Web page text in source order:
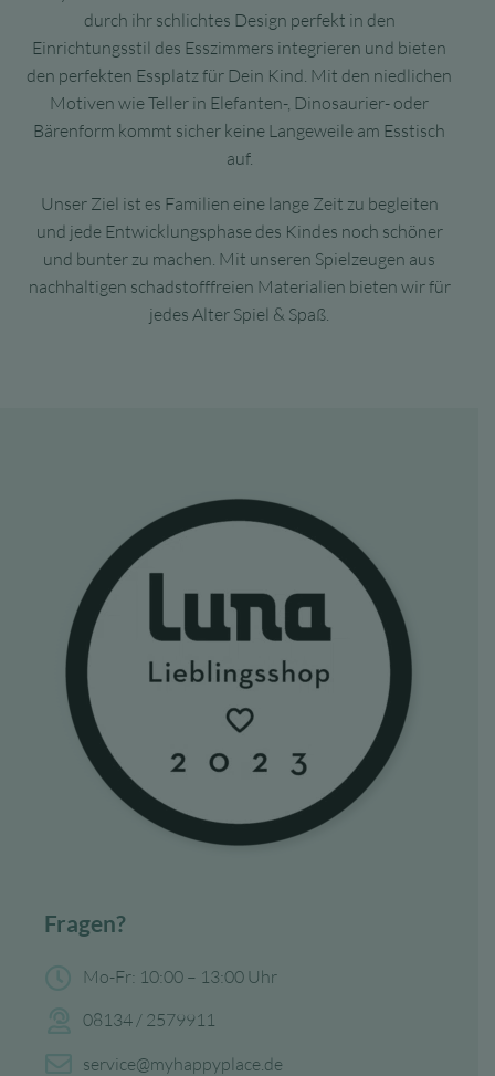
durch ihr schlichtes Design perfekt in den
Einrichtungsstil des Esszimmers integrieren und bieten
den perfekten Essplatz für Dein Kind. Mit den niedlichen
Motiven wie Teller in Elefanten-, Dinosaurier- oder
Bärenform kommt sicher keine Langeweile am Esstisch
auf.
Unser Ziel ist es Familien eine lange Zeit zu begleiten
und jede Entwicklungsphase des Kindes noch schöner
und bunter zu machen. Mit unseren Spielzeugen aus
nachhaltigen schadstofffreien Materialien bieten wir für
jedes Alter Spiel & Spaß.
Fragen?
Mo-Fr: 10:00 – 13:00 Uhr
08134 / 2579911
service@myhappyplace.de